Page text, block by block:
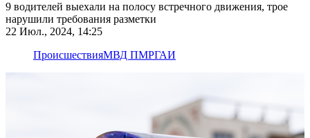
9 водителей выехали на полосу встречного движения, трое
нарушили требования разметки
22 Июл., 2024, 14:25
ПроисшествияМВД ПМРГАИ